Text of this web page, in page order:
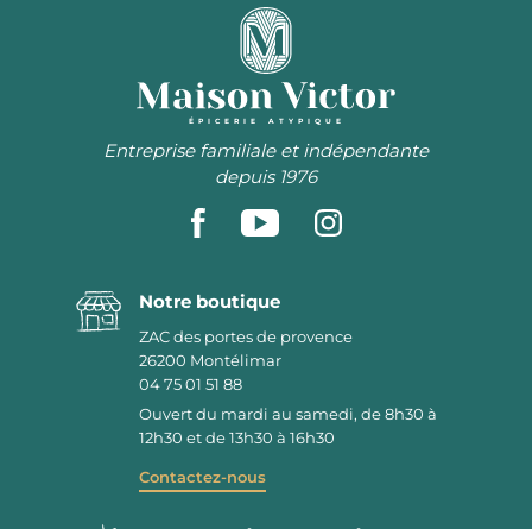
ÉPICERIE ATYPIQUE
Entreprise familiale et indépendante
depuis 1976
Notre boutique
ZAC des portes de provence
26200 Montélimar
04 75 01 51 88
Ouvert du mardi au samedi, de 8h30 à
12h30 et de 13h30 à 16h30
Contactez-nous